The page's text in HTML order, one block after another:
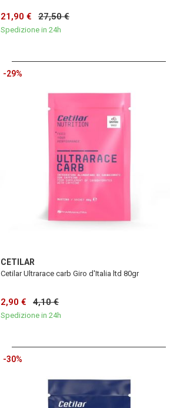
21,90 € 27,50 €
Spedizione in 24h
-29%
CETILAR
Cetilar Ultrarace carb Giro d'Italia ltd 80gr
2,90 € 4,10 €
Spedizione in 24h
-30%